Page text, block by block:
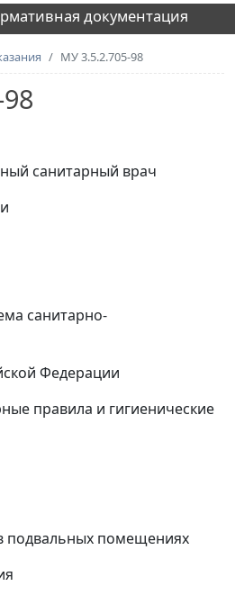
документация
МУ 3.5.2.705-98
санитарный врач
санитарно-
Федерации
правила и гигиенические
помещениях